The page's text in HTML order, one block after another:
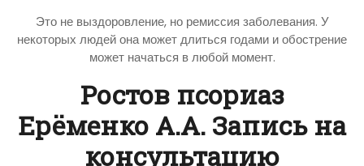
Это не выздоровление, но ремиссия заболевания. У
некоторых людей она может длиться годами и обострение
может начаться в любой момент.
Ростов псориаз
Ерёменко А.А. Запись на
консультацию